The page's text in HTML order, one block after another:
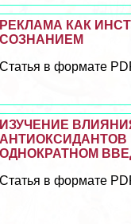
РЕКЛАМА КАК
СОЗНАНИЕМ
Статья в формате
ИЗУЧЕНИЕ
ОДНОКРАТНОМ
Статья в формате